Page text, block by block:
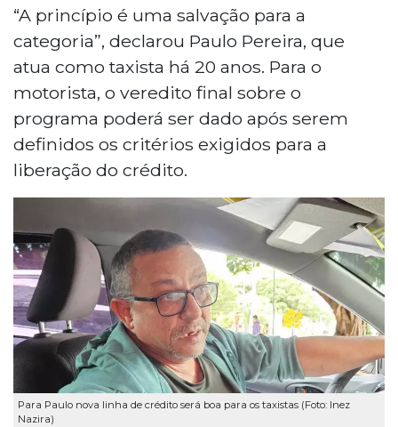
“A princípio é uma salvação para a
categoria”, declarou Paulo Pereira, que
atua como taxista há 20 anos. Para o
motorista, o veredito final sobre o
programa poderá ser dado após serem
definidos os critérios exigidos para a
liberação do crédito.
Para Paulo nova linha de crédito será boa para os taxistas (Foto: Inez
Nazira)